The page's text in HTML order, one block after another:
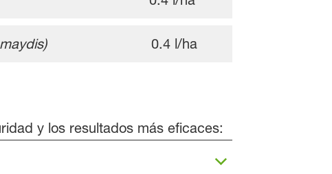
0.4 l/ha
y los resultados más eficaces: